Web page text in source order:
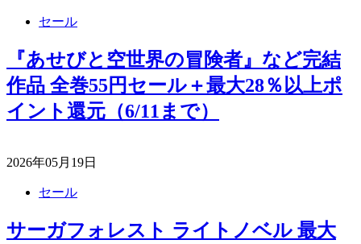
セール
『あせびと空世界の冒険者』など完結
作品 全巻55円セール＋最大28％以上ポ
イント還元（6/11まで）
2026年05月19日
セール
サーガフォレスト ライトノベル 最大